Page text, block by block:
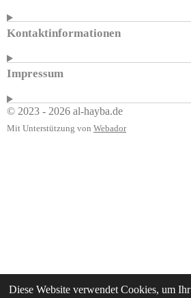
Diese Website verwendet Cookies, um Ihr
Kontaktinformationen
Impressum
© 2023 - 2026 al-hayba.de
Mit Unterstützung von Webador